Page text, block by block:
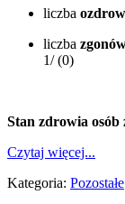
liczba
liczba
1/ (0)
Stan zdrowia osób
Czytaj więcej...
Kategoria: Pozostałe